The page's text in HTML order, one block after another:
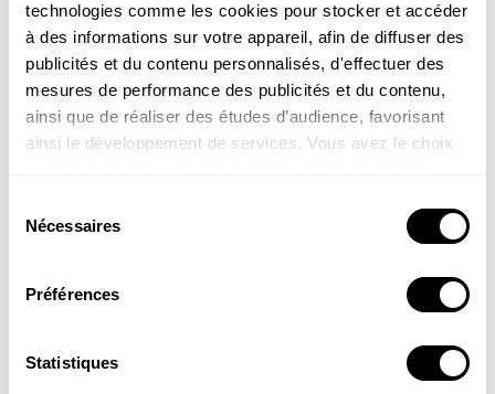
technologies comme les cookies pour stocker et accéder
à des informations sur votre appareil, afin de diffuser des
publicités et du contenu personnalisés, d'effectuer des
mesures de performance des publicités et du contenu,
ainsi que de réaliser des études d’audience, favorisant
ainsi le développement de services. Vous avez le choix
tout moment en consultant la Déclaration relative aux
cookies ou en cliquant sur l'icône de confidentialité.
Si vous le permettez, nous aimerions également :
géographique qui peuvent être précises à plusieurs
Nécessaires
Préférences
Statistiques
Voir un exemple
Article ouvert aux